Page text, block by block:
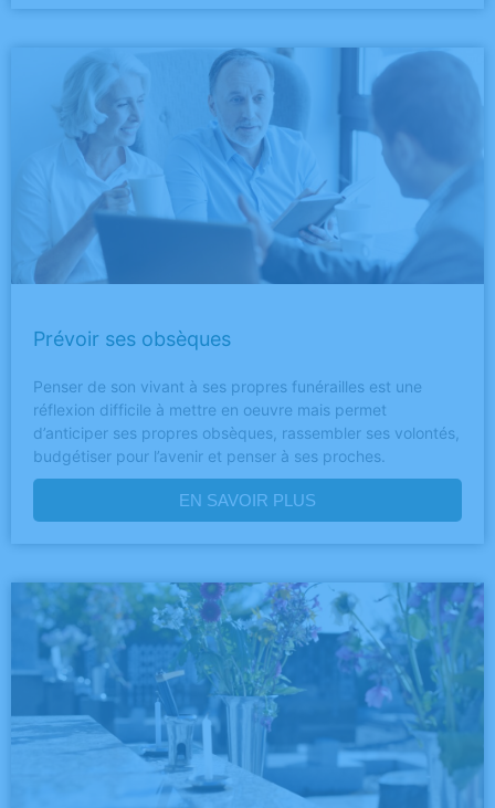
Prévoir ses obsèques
Penser de son vivant à ses propres funérailles est une
réflexion difficile à mettre en oeuvre mais permet
d’anticiper ses propres obsèques, rassembler ses volontés,
budgétiser pour l’avenir et penser à ses proches.
EN SAVOIR PLUS